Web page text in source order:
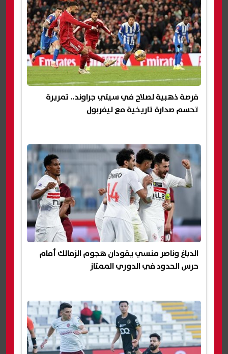
فرصة ذهبية لصلاح في سيتي جراوند.. تمريرة
تحسم صدارة تاريخية مع ليفربول
الدباغ وناصر منسي يقودان هجوم الزمالك أمام
حرس الحدود في الدوري الممتاز